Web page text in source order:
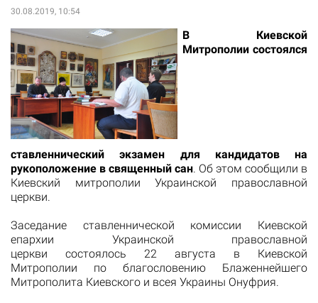
30.08.2019, 10:54
В Киевской
Митрополии состоялся
ставленнический экзамен для кандидатов на
рукоположение в священный сан. Об этом сообщили в
Киевский митрополии Украинской православной
церкви.
Заседание ставленнической комиссии Киевской
епархии Украинской православной
церкви состоялось 22 августа в Киевской
Митрополии по благословению Блаженнейшего
Митрополита Киевского и всея Украины Онуфрия.